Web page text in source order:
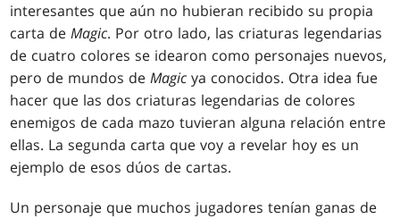
interesantes que aún no hubieran recibido su propia
carta deMagic. Por otro lado, las criaturas legendarias
de cuatro colores se idearon como personajes nuevos,
pero de mundos deMagicya conocidos. Otra idea fue
hacer que las dos criaturas legendarias de colores
enemigos de cada mazo tuvieran alguna relación entre
ellas. La segunda carta que voy a revelar hoy es un
ejemplo de esos dúos de cartas.
Un personaje que muchos jugadores tenían ganas de